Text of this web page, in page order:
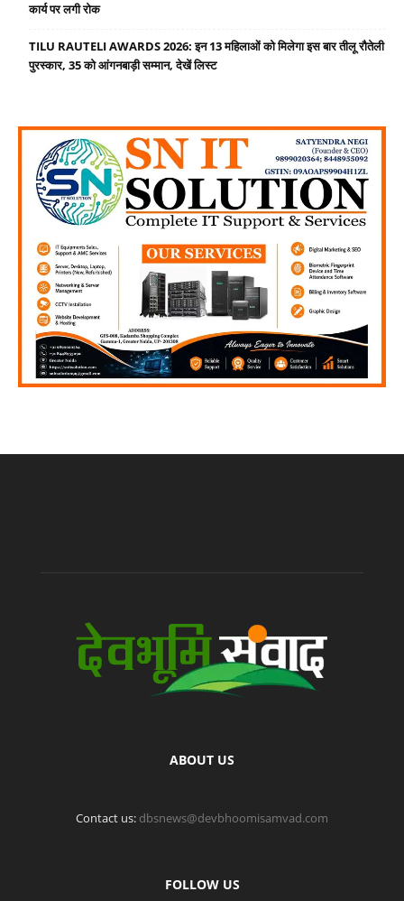
कार्य पर लगी रोक
TILU RAUTELI AWARDS 2026: इन 13 महिलाओं को मिलेगा इस बार तीलू रौतेली
पुरस्कार, 35 को आंगनबाड़ी सम्मान, देखें लिस्ट
ABOUT US
Contact us: dbsnews@devbhoomisamvad.com
FOLLOW US